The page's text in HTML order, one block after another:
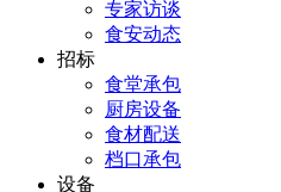
专家访谈
食安动态
招标
食堂承包
厨房设备
食材配送
档口承包
设备